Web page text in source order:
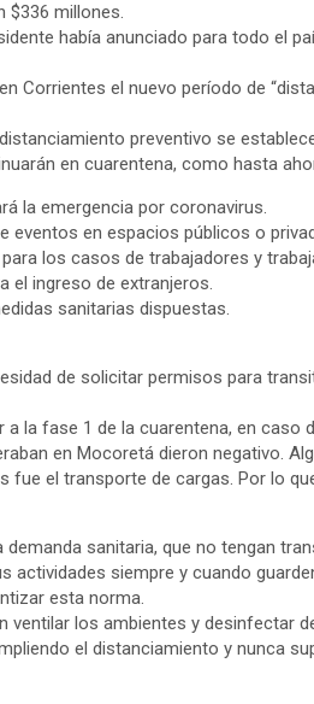
$336 millones.
había anunciado para todo el
Corrientes el nuevo período de
preventivo se
en cuarentena, como hasta
la emergencia por coronavirus.
en espacios públicos o
los casos de trabajadores y
el ingreso de extranjeros.
sanitarias dispuestas.
de solicitar permisos para
la fase 1 de la cuarentena, en
en Mocoretá dieron negativo.
el transporte de cargas. Por lo
sanitaria, que no tengan
actividades siempre y cuando
esta norma.
ventilar los ambientes y desinfectar
el distanciamiento y nunca